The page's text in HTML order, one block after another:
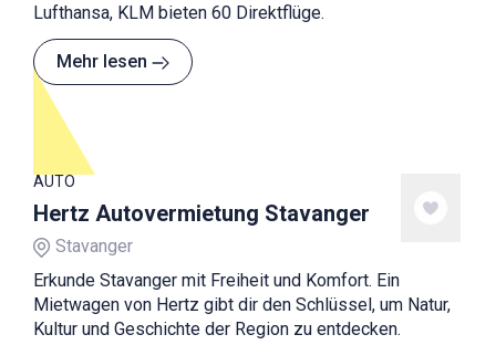
Lufthansa, KLM bieten 60 Direktflüge.
Mehr lesen
AUTO
Hertz Autovermietung Stavanger
Stavanger
Erkunde Stavanger mit Freiheit und Komfort. Ein
Mietwagen von Hertz gibt dir den Schlüssel, um Natur,
Kultur und Geschichte der Region zu entdecken.